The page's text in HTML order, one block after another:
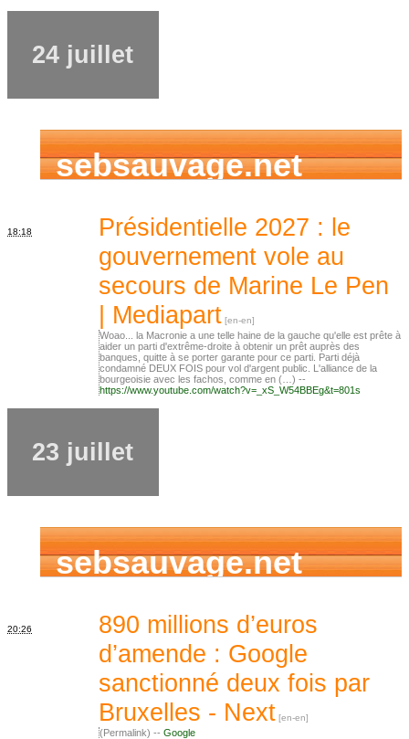
24 juillet
sebsauvage.net
18:18
Présidentielle 2027 : le
gouvernement vole au
secours de Marine Le Pen
| Mediapart
Woao... la Macronie a une telle haine de la gauche qu'elle est prête à
aider un parti d'extrême-droite à obtenir un prêt auprès des
banques, quitte à se porter garante pour ce parti. Parti déjà
condamné DEUX FOIS pour vol d'argent public. L'alliance de la
bourgeoisie avec les fachos, comme en (…) --
https://www.youtube.com/watch?v=_xS_W54BBEg&t=801s
23 juillet
sebsauvage.net
20:26
890 millions d’euros
d’amende : Google
sanctionné deux fois par
Bruxelles - Next
(Permalink) -- Google